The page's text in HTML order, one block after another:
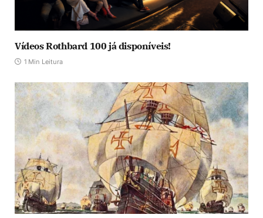
Vídeos Rothbard 100 já disponíveis!
1 Min Leitura